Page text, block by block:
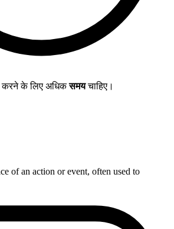
करने के लिए अधिकसमयचाहिए।
of an action or event, often used to